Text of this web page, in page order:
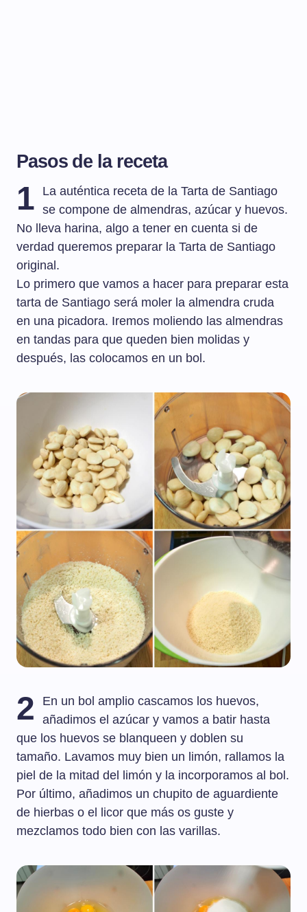
Pasos de la receta
1
La auténtica receta de la Tarta de Santiago
se compone de almendras, azúcar y huevos.
No lleva harina, algo a tener en cuenta si de
verdad queremos preparar la Tarta de Santiago
original.
Lo primero que vamos a hacer para preparar esta
tarta de Santiago será moler la almendra cruda
en una picadora. Iremos moliendo las almendras
en tandas para que queden bien molidas y
después, las colocamos en un bol.
2
En un bol amplio cascamos los huevos,
añadimos el azúcar y vamos a batir hasta
que los huevos se blanqueen y doblen su
tamaño. Lavamos muy bien un limón, rallamos la
piel de la mitad del limón y la incorporamos al bol.
Por último, añadimos un chupito de aguardiente
de hierbas o el licor que más os guste y
mezclamos todo bien con las varillas.